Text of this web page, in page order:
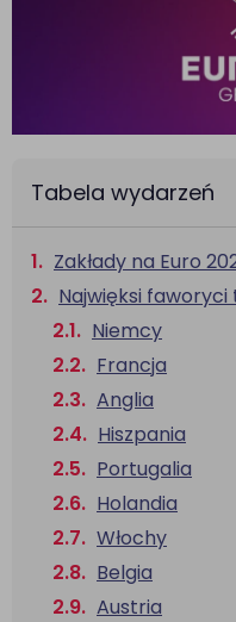
Tabela wydarzeń
Zakłady na Euro
Najwięksi faworyci
Niemcy
Francja
Anglia
Hiszpania
Portugalia
Holandia
Włochy
Belgia
Austria